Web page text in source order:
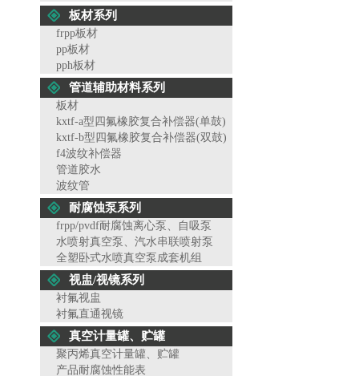
板材系列
frpp板材
pp板材
pph板材
管道辅助材料系列
板材
kxtf-a型四氟橡胶复合补偿器(单鼓)
kxtf-b型四氟橡胶复合补偿器(双鼓)
f4波纹补偿器
管道胶水
波纹管
耐腐蚀泵系列
frpp/pvdf耐腐蚀离心泵、自吸泵
水喷射真空泵、汽水串联喷射泵
全塑卧式水喷真空泵成套机组
视盅/视镜系列
衬氟视盅
衬氟直通视镜
真空计量罐、贮罐
聚丙烯真空计量罐、贮罐
产品耐腐蚀性能表